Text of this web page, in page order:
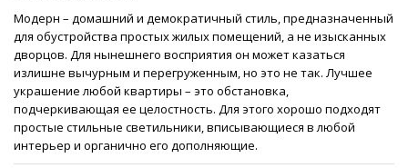
Модерн – домашний и демократичный стиль, предназначенный
для обустройства простых жилых помещений, а не изысканных
дворцов. Для нынешнего восприятия он может казаться
излишне вычурным и перегруженным, но это не так. Лучшее
украшение любой квартиры – это обстановка,
подчеркивающая ее целостность. Для этого хорошо подходят
простые стильные светильники, вписывающиеся в любой
интерьер и органично его дополняющие.